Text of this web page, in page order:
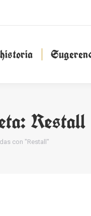
Restall
con "Restall"
historia